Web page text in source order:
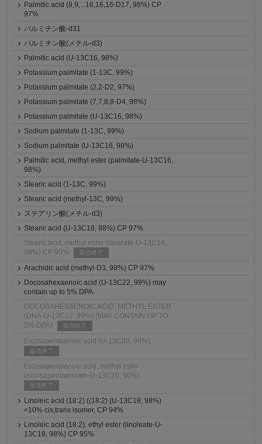
Palmitic acid (9,9,...16,16,16-D17, 98%) CP
97%
パルミチン酸-d31
パルミチン酸(メチル-d3)
Palmitic acid (U-13C16, 98%)
Potassium palmitate (1-13C, 99%)
Potassium palmitate (2,2-D2, 97%)
Potassium palmitate (7,7,8,8-D4, 98%)
Potassium palmitate (U-13C16, 98%)
Sodium palmitate (1-13C, 99%)
Sodium palmitate (U-13C16, 98%)
Palmitic acid, methyl ester (palmitate-U-13C16,
98%)
Stearic acid (1-13C, 99%)
Stearic acid (methyl-13C, 99%)
ステアリン酸(メチル-d3)
Stearic acid (U-13C18, 98%) CP 97%
Stearic acid, methyl ester (stearate-U-13C18,
98%) CP 95%
販売終了
Arachidic acid (methyl-D3, 98%) CP 97%
Docosahexaenoic acid (U-13C22, 99%) may
contain up to 5% DPA
DOCOSAHEXAENOIC ACID, METHYL ESTER
(DHA-U-13C22, 99%) (MAY CONTAIN UP TO
5% DPA)
販売終了
Eicosapentaenoic acid (U-13C20, 98%)
販売終了
Eicosapentaenoic acid, methyl ester
(eicosapentaenoate-U-13C20, 90%)
販売終了
Linoleic acid (18:2) ((18:2) (U-13C18, 98%)
<10% cis,trans isomer, CP 94%
Linoleic acid (18:2), ethyl ester (linoleate-U-
13C18, 98%) CP 95%